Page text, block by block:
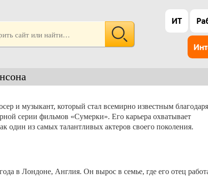
ИТ
и музыкант, который стал всемирно известным благодаря
серии фильмов «Сумерки». Его карьера охватывает
один из самых талантливых актеров своего поколения.
в Лондоне, Англия. Он вырос в семье, где его отец